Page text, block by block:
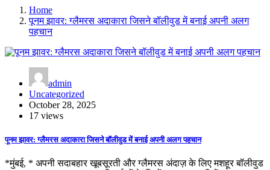
Home
पूनम झावर: ग्लैमरस अदाकारा जिसने बॉलीवुड में बनाई अपनी अलग
पहचान
admin
Uncategorized
October 28, 2025
17 views
पूनम झावर: ग्लैमरस अदाकारा जिसने बॉलीवुड में बनाई अपनी अलग पहचान
*मुंबई, * अपनी सदाबहार खूबसूरती और ग्लैमरस अंदाज़ के लिए मशहूर बॉलीवुड